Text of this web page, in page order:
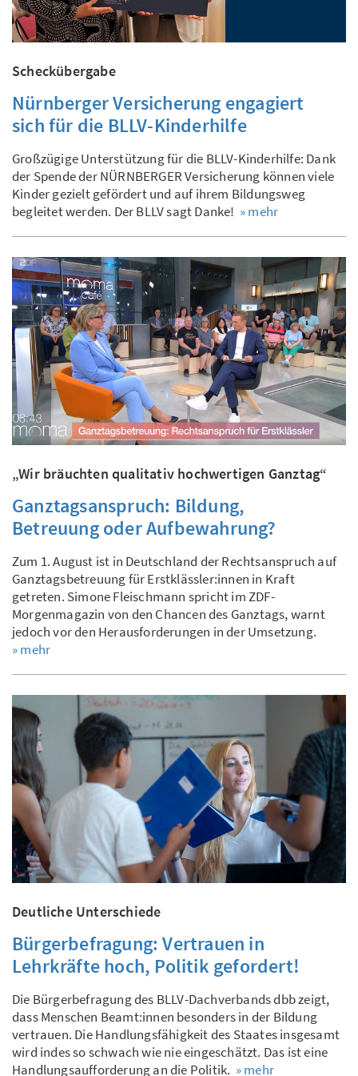
Scheckübergabe
Nürnberger Versicherung engagiert
sich für die BLLV-Kinderhilfe
Großzügige Unterstützung für die BLLV-Kinderhilfe: Dank
der Spende der NÜRNBERGER Versicherung können viele
Kinder gezielt gefördert und auf ihrem Bildungsweg
begleitet werden. Der BLLV sagt Danke! » mehr
„Wir bräuchten qualitativ hochwertigen Ganztag“
Ganztagsanspruch: Bildung,
Betreuung oder Aufbewahrung?
Zum 1. August ist in Deutschland der Rechtsanspruch auf
Ganztagsbetreuung für Erstklässler:innen in Kraft
getreten. Simone Fleischmann spricht im ZDF-
Morgenmagazin von den Chancen des Ganztags, warnt
jedoch vor den Herausforderungen in der Umsetzung.
» mehr
Deutliche Unterschiede
Bürgerbefragung: Vertrauen in
Lehrkräfte hoch, Politik gefordert!
Die Bürgerbefragung des BLLV-Dachverbands dbb zeigt,
dass Menschen Beamt:innen besonders in der Bildung
vertrauen. Die Handlungsfähigkeit des Staates insgesamt
wird indes so schwach wie nie eingeschätzt. Das ist eine
Handlungsaufforderung an die Politik. » mehr